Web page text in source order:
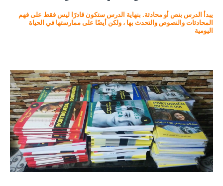
يبدأ الدرس بنص أو محادثة. بنهاية الدرس ستكون قادرًا ليس فقط على فهم
المحادثات والنصوص والتحدث بها ، ولكن أيضًا على ممارستها في الحياة
اليومية